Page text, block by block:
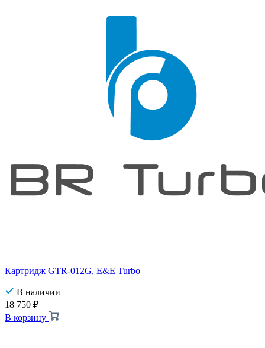
Картридж GTR-012G, E&E Turbo
В наличии
18 750 ₽
В корзину